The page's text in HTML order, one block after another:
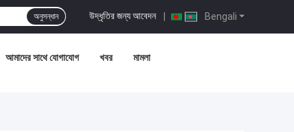
Bengali
উদ্ধৃতির জন্য আবেদন |
অনুসন্ধান
আমাদের সাথে যোগাযোগ খবর মামলা